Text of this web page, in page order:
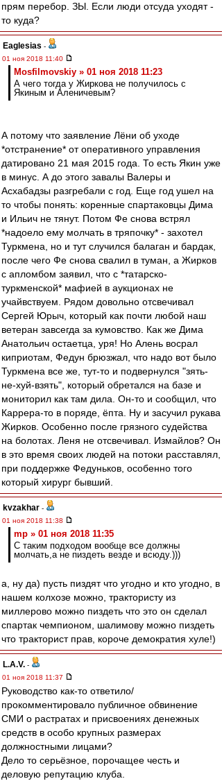
прям перебор. ЗЫ. Если люди отсуда уходят -
то куда?
Eaglesias -
01 ноя 2018 11:40
Mosfilmovskiy » 01 ноя 2018 11:23
А чего тогда у Жиркова не получилось с
Якиным и Аленичевым?
А потому что заявление Лёни об уходе
*отстранение* от оперативного управления
датировано 21 мая 2015 года. То есть Якин уже
в минус. А до этого завалы Валеры и
Асхабадзы разгребали с год. Еще год ушел на
то чтобы понять: коренные спартаковцы Дима
и Ильич не тянут. Потом Фе снова встрял
*надоело ему молчать в тряпочку* - захотел
Туркмена, но и тут случился балаган и бардак,
после чего Фе снова свалил в туман, а Жирков
с апломбом заявил, что с *татарско-
туркменской* мафией в аукционах не
учайвствуем. Рядом довольно отсвечивал
Сергей Юрыч, который как почти любой наш
ветеран завсегда за кумовство. Как же Дима
Анатольич остаетца, уря! Но Алень восрал
киприотам, Федун брюзжал, что надо вот было
Туркмена все же, тут-то и подвернулся "зять-
не-хуй-взять", который обретался на базе и
мониторил как там дила. Он-то и сообщил, что
Каррера-то в поряде, ёпта. Ну и засучил рукава
Жирков. Особенно после грязного судейства
на болотах. Леня не отсвечивал. Измайлов? Он
в это время своих людей на потоки расставлял,
при поддержке Федуньков, особенно того
который хирург бывший.
kvzakhar -
01 ноя 2018 11:38
mp » 01 ноя 2018 11:35
С таким подходом вообще все должны
молчать,а не пиздеть везде и всюду.)))
а, ну да) пусть пиздят что угодно и кто угодно, в
нашем колхозе можно, трактористу из
миллерово можно пиздеть что это он сделал
спартак чемпионом, шалимову можно пиздеть
что тракторист прав, короче демократия хуле!)
L.А.V. -
01 ноя 2018 11:37
Руководство как-то ответило/
прокомментировало публичное обвинение
СМИ о растратах и присвоениях денежных
средств в особо крупных размерах
должностными лицами?
Дело то серьёзное, порочащее честь и
деловую репутацию клуба.